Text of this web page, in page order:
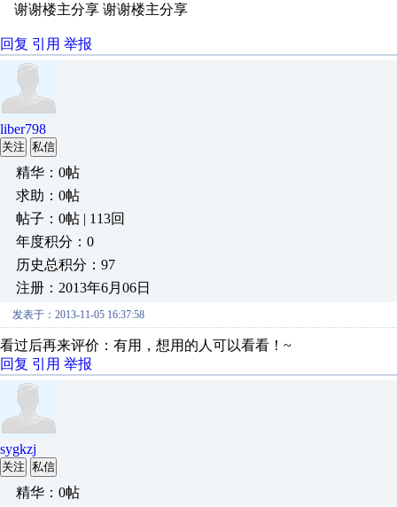
谢谢楼主分享 谢谢楼主分享
回复 引用 举报
liber798
关注 私信
精华：0帖
求助：0帖
帖子：0帖 | 113回
年度积分：0
历史总积分：97
注册：2013年6月06日
发表于：2013-11-05 16:37:58
看过后再来评价：有用，想用的人可以看看！~
回复 引用 举报
sygkzj
关注 私信
精华：0帖